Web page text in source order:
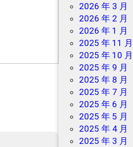
2026 年 3 月
2026 年 2 月
2026 年 1 月
2025 年 11 月
2025 年 10 月
2025 年 9 月
2025 年 8 月
2025 年 7 月
2025 年 6 月
2025 年 5 月
2025 年 4 月
2025 年 3 月